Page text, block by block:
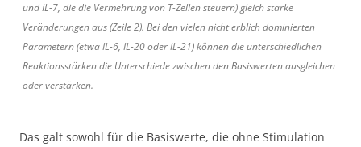
und IL-7, die die Vermehrung von T-Zellen steuern) gleich starke
Veränderungen aus (Zeile 2). Bei den vielen nicht erblich dominierten
Parametern (etwa IL-6, IL-20 oder IL-21) können die unterschiedlichen
Reaktionsstärken die Unterschiede zwischen den Basiswerten ausgleichen
oder verstärken.
Das galt sowohl für die Basiswerte, die ohne Stimulation